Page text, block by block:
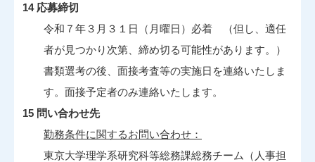
14 応募締切
令和７年３月３１日（月曜日）必着 （但し、適任
者が見つかり次第、締め切る可能性があります。）
書類選考の後、面接考査等の実施日を連絡いたしま
す。面接予定者のみ連絡いたします。
15 問い合わせ先
勤務条件に関するお問い合わせ：
東京大学理学系研究科等総務課総務チーム（人事担